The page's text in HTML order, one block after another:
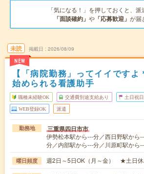
「気になる！」を押しておくと、派
「面談確約」 や 「応募歓迎」 が届
未読
NEW
掲載日 2026/08/09
【「病院勤務」ってイイですよ
始められる看護助手
職種未経験OK 交通費別途支給あり 土日祝
WEB登録OK 派遣
勤務地 三重県四日市市
伊勢松本駅から---分／西日野駅から
分／内部駅から---分／川原町駅から
曜日頻度 週2日～5日OK（月～金） ★土日休